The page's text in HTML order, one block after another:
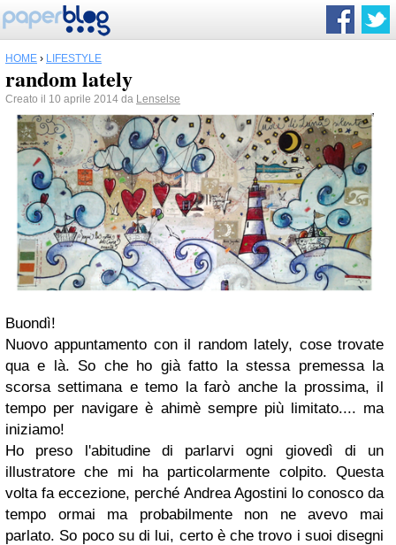
HOME › LIFESTYLE
random lately
Creato il 10 aprile 2014 da Lenselse
Buondì!
Nuovo appuntamento con il random lately, cose trovate
qua e là. So che ho già fatto la stessa premessa la
scorsa settimana e temo la farò anche la prossima, il
tempo per navigare è ahimè sempre più limitato.... ma
iniziamo!
Ho preso l'abitudine di parlarvi ogni giovedì di un
illustratore che mi ha particolarmente colpito. Questa
volta fa eccezione, perché Andrea Agostini lo conosco da
tempo ormai ma probabilmente non ne avevo mai
parlato. So poco su di lui, certo è che trovo i suoi disegni